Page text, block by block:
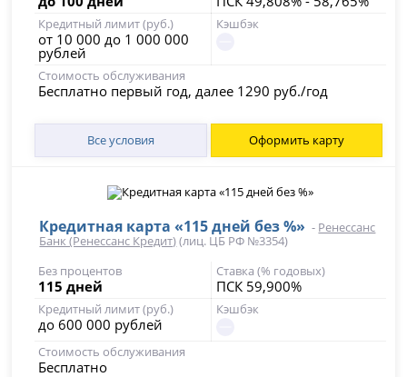
Кредитный лимит (руб.)
от 10 000 до 1 000 000
рублей
Кэшбэк
Стоимость обслуживания
Бесплатно первый год, далее 1290 руб./год
Все условия Оформить карту
Кредитная карта «115 дней без %» - Ренессанс
Банк (Ренессанс Кредит)(лиц. ЦБ РФ №3354)
Без процентов
115 дней
Ставка (% годовых)
ПСК 59,900%
Кредитный лимит (руб.)
до 600 000 рублей
Кэшбэк
Стоимость обслуживания
Бесплатно